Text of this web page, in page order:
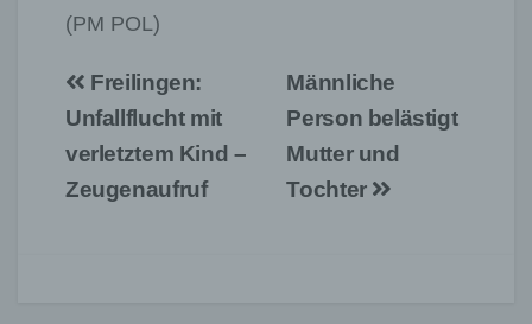
(PM POL)
Beitragsnavigation
Männliche
Person belästigt
Mutter und
Tochter
Freilingen:
Unfallflucht mit
verletztem Kind –
Zeugenaufruf